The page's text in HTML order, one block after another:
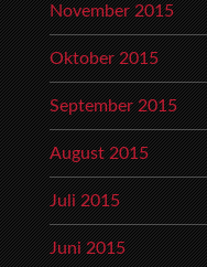
November 2015
Oktober 2015
September 2015
August 2015
Juli 2015
Juni 2015